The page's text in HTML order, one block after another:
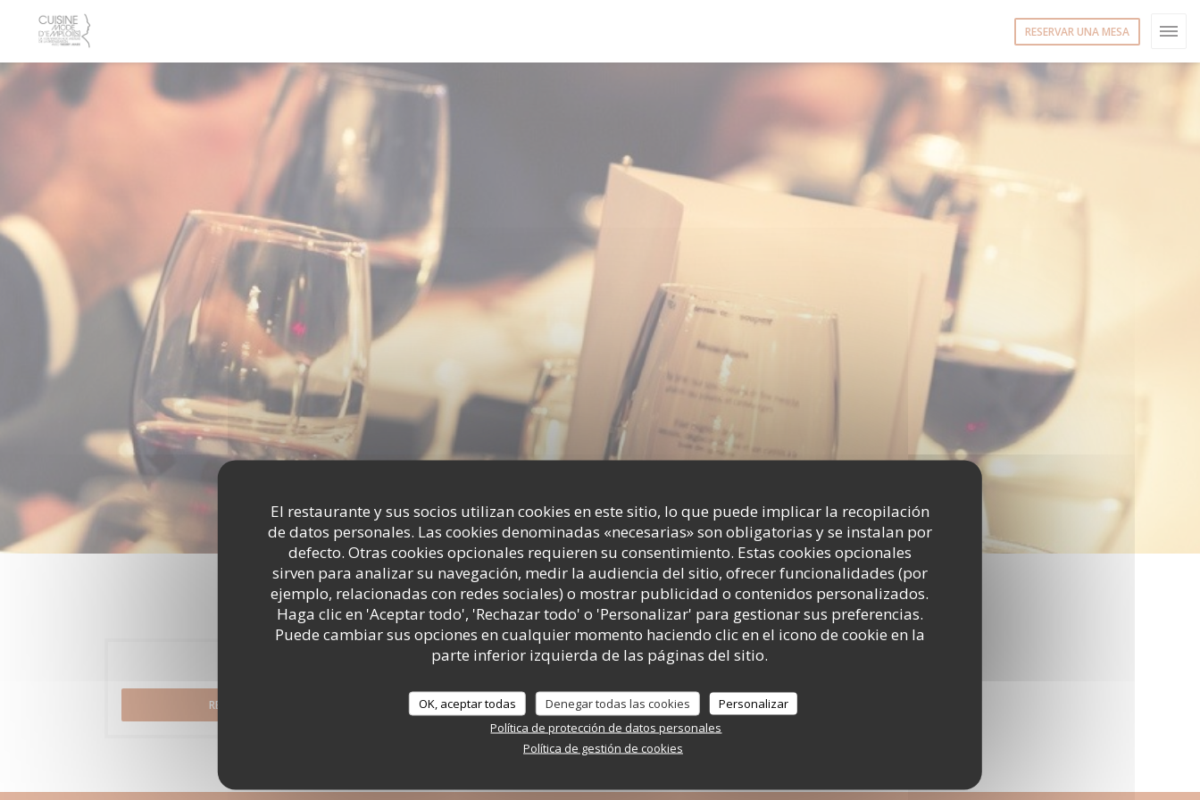
El restaurante y sus socios utilizan cookies en este sitio, lo que puede implicar la recopilación
de datos personales. Las cookies denominadas «necesarias» son obligatorias y se instalan por
defecto. Otras cookies opcionales requieren su consentimiento. Estas cookies opcionales
sirven para analizar su navegación, medir la audiencia del sitio, ofrecer funcionalidades (por
ejemplo, relacionadas con redes sociales) o mostrar publicidad o contenidos personalizados.
Haga clic en 'Aceptar todo', 'Rechazar todo' o 'Personalizar' para gestionar sus preferencias.
Puede cambiar sus opciones en cualquier momento haciendo clic en el icono de cookie en la
parte inferior izquierda de las páginas del sitio.
OK, aceptar todas Denegar todas las cookies
Personalizar
Política de protección de datos personales
Política de gestión de cookies
RESERVAR UNA MESA
Eventos
RESERVAR UNA MESA